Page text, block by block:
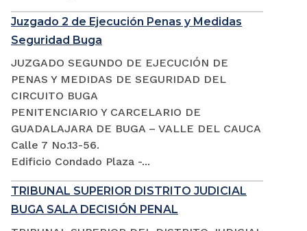
Juzgado 2 de Ejecución Penas y Medidas
Seguridad Buga
JUZGADO SEGUNDO DE EJECUCIÓN DE
PENAS Y MEDIDAS DE SEGURIDAD DEL
CIRCUITO BUGA
PENITENCIARIO Y CARCELARIO DE
GUADALAJARA DE BUGA – VALLE DEL CAUCA
Calle 7 No.13-56.
Edificio Condado Plaza -...
TRIBUNAL SUPERIOR DISTRITO JUDICIAL
BUGA SALA DECISIÓN PENAL